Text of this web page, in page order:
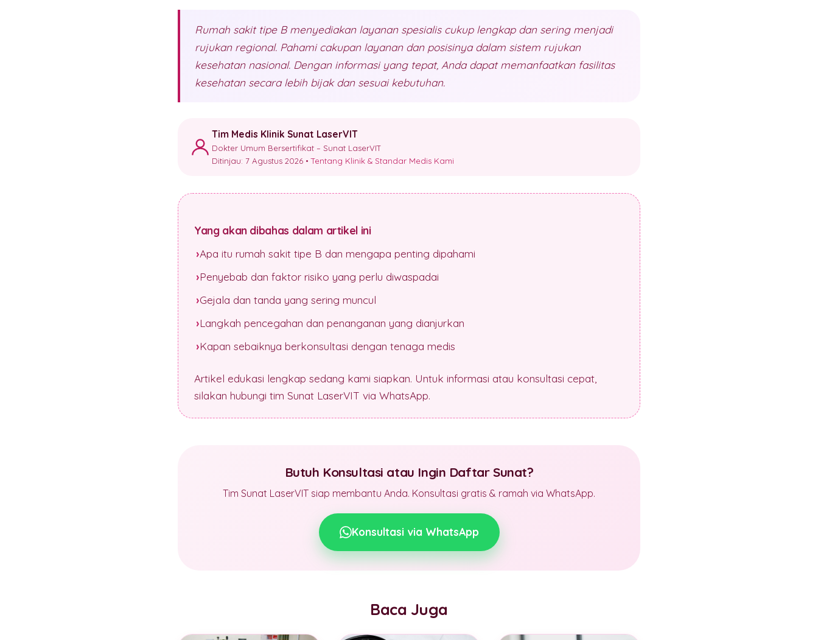
Rumah sakit tipe B menyediakan layanan spesialis cukup lengkap dan sering menjadi
rujukan regional. Pahami cakupan layanan dan posisinya dalam sistem rujukan
kesehatan nasional. Dengan informasi yang tepat, Anda dapat memanfaatkan fasilitas
kesehatan secara lebih bijak dan sesuai kebutuhan.
Tim Medis Klinik Sunat LaserVIT
Dokter Umum Bersertifikat – Sunat LaserVIT
Ditinjau: 7 Agustus 2026 •Tentang Klinik & Standar Medis Kami
Yang akan dibahas dalam artikel ini
Apa itu rumah sakit tipe B dan mengapa penting dipahami
Penyebab dan faktor risiko yang perlu diwaspadai
Gejala dan tanda yang sering muncul
Langkah pencegahan dan penanganan yang dianjurkan
Kapan sebaiknya berkonsultasi dengan tenaga medis
Artikel edukasi lengkap sedang kami siapkan. Untuk informasi atau konsultasi cepat,
silakan hubungi tim Sunat LaserVIT via WhatsApp.
Butuh Konsultasi atau Ingin Daftar Sunat?
Tim Sunat LaserVIT siap membantu Anda. Konsultasi gratis & ramah via WhatsApp.
Konsultasi via WhatsApp
Baca Juga